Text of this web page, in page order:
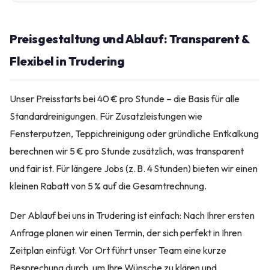
Preisgestaltung und Ablauf: Transparent &
Flexibel in Trudering
Unser Preisstarts bei 40 € pro Stunde – die Basis für alle
Standardreinigungen. Für Zusatzleistungen wie
Fensterputzen, Teppichreinigung oder gründliche Entkalkung
berechnen wir 5 € pro Stunde zusätzlich, was transparent
und fair ist. Für längere Jobs (z. B. 4 Stunden) bieten wir einen
kleinen Rabatt von 5 % auf die Gesamtrechnung.
Der Ablauf bei uns in Trudering ist einfach: Nach Ihrer ersten
Anfrage planen wir einen Termin, der sich perfekt in Ihren
Zeitplan einfügt. Vor Ort führt unser Team eine kurze
Besprechung durch, um Ihre Wünsche zu klären und